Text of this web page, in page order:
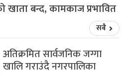
खाता बन्द, कामकाज प्रभावित
सबै
अतिक्रमित सार्वजनिक जग्गा
खालि गराउंदै नगरपालिका